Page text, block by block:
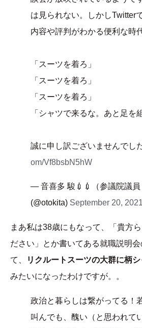
は見られない。しかしTwitter
内容や評判がわかる便利な時
「スーツを着ろ」
「スーツを着ろ」
「スーツを着ろ」
「シャツで来るな。あと足を
誠に申し訳ございませんでし
om/Vf8bsbN5hW
— 音喜多 駿💉💉（参議院議員
(@otokita) September 20, 2021
まあ私は38歳にもなって、「貴方
ださい」とか書いてある就職説明
て、
リクルートスーツの大群に柄
みたいになったわけですが。。
政治と暮らしは繋がってる！
叫んでも、醜い（と思われて